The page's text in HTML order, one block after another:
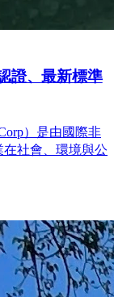
證、最新標準
）是由國際非
在社會、環境與公